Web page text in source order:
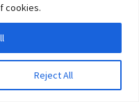
cookies.
Reject All